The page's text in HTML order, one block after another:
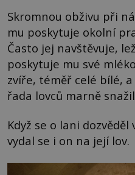
Skromnou obživu při
mu poskytuje okolní
Často jej navštěvuje,
poskytuje mu své
zvíře, téměř celé bílé,
řada lovců marně
Když se o lani
vydal se i on na její lov.